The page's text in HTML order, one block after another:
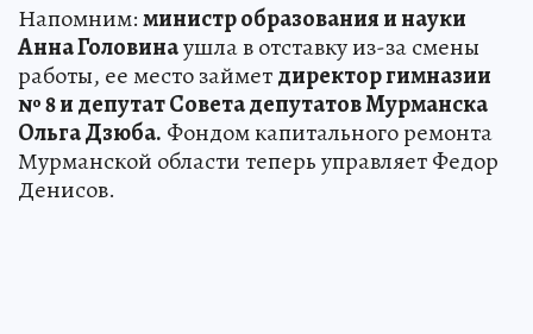
Напомним:министр образования и науки
Анна Головинаушла в отставку из-за смены
работы, ее место займетдиректор гимназии
№ 8 и депутат Совета депутатов Мурманска
Ольга Дзюба. Фондом капитального ремонта
Мурманской области теперь управляет Федор
Денисов.